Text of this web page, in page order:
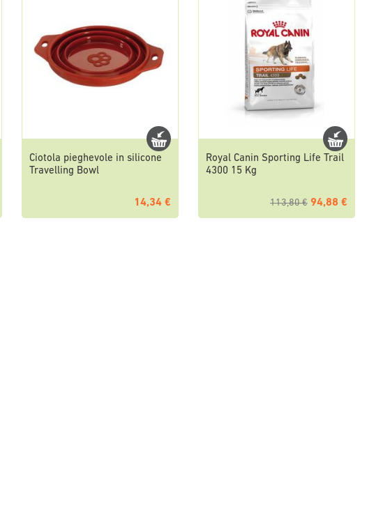
Ciotola pieghevole in silicone
Travelling Bowl
14,34 €
Royal Canin Sporting Life Trail
4300 15 Kg
113,80 € 94,88 €